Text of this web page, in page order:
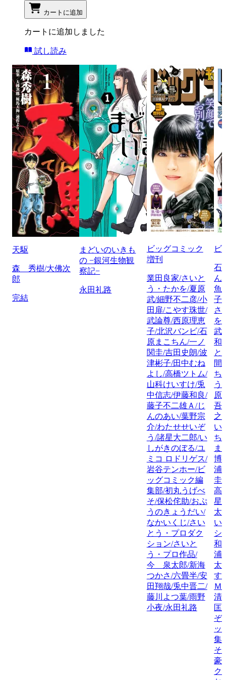
カートに追加
カートに追加しました
試し読み
天駆
森 秀樹/大佛次
郎
完結
まどいのいきも
の −銀河生物観
察記−
永田礼路
ビッグコミック
増刊
業田良家/さいと
う・たかを/夏原
武/細野不二彦/小
田扉/こやす珠世/
武論尊/西原理恵
子/北沢バンビ/石
原まこちん/一ノ
関圭/吉田史朗/波
津彬子/田中むね
よし/高橋ツトム/
山科けいすけ/兎
中信志/伊藤和良/
藤子不二雄Ａ/じ
んのあい/葉野宗
介/わたせせいぞ
う/諸星大二郎/い
しがきのぼる/ユ
ミコ ロドリゲス/
岩谷テンホー/ビ
ッグコミック編
集部/初丸うげべ
そ/保松侘助/おぷ
うのきょうだい/
なかいくじ/さい
とう・プロダク
ション/さいと
う・プロ作品/
今 泉太郎/新海
つかさ/六畳半/安
田翔哉/兎中晋二/
藤川よつ葉/雨野
小夜/永田礼路
ビ
石
ん
魚
子
さ
を
武/
和
と
間
ち
う
原
吾/
之
い
ち
ま
博/
浦
圭/
高
星/
太
い
シ
和
浦
太
す
Ｍ
清
匡
ぞ
ッ
集
そ
豪
ク